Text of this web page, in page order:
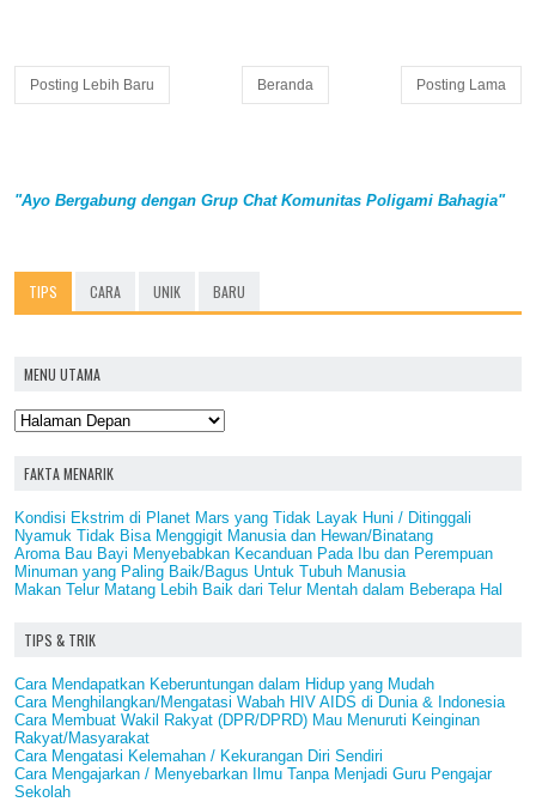
Posting Lebih Baru Posting Lama
Beranda
"Ayo Bergabung dengan Grup Chat Komunitas Poligami Bahagia"
TIPS CARA UNIK BARU
MENU UTAMA
FAKTA MENARIK
Kondisi Ekstrim di Planet Mars yang Tidak Layak Huni / Ditinggali
Nyamuk Tidak Bisa Menggigit Manusia dan Hewan/Binatang
Aroma Bau Bayi Menyebabkan Kecanduan Pada Ibu dan Perempuan
Minuman yang Paling Baik/Bagus Untuk Tubuh Manusia
Makan Telur Matang Lebih Baik dari Telur Mentah dalam Beberapa Hal
TIPS & TRIK
Cara Mendapatkan Keberuntungan dalam Hidup yang Mudah
Cara Menghilangkan/Mengatasi Wabah HIV AIDS di Dunia & Indonesia
Cara Membuat Wakil Rakyat (DPR/DPRD) Mau Menuruti Keinginan
Rakyat/Masyarakat
Cara Mengatasi Kelemahan / Kekurangan Diri Sendiri
Cara Mengajarkan / Menyebarkan Ilmu Tanpa Menjadi Guru Pengajar
Sekolah